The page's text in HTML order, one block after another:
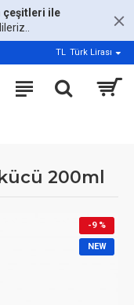
çeşitleri ile
TL Türk Lirası
200ml
NEW
-9 %